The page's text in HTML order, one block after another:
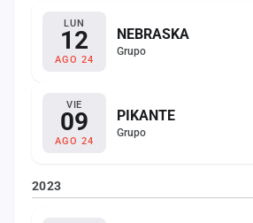
LUN
12
AGO 24
NEBRASKA
Grupo
VIE
09
AGO 24
PIKANTE
Grupo
2023